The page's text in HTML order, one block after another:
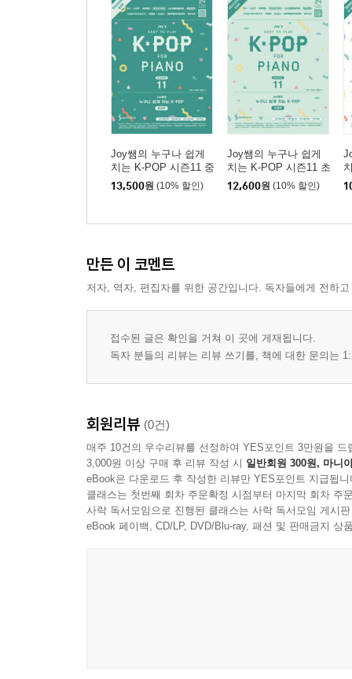
Joy쌤의 누구나 쉽게
치는 K-POP 시즌11 중
급편
13,500원 (10% 할인)
Joy쌤의 누구나 쉽게
치는 K-POP 시즌11 초
급편
12,600원 (10% 할인)
만든 이 코멘트
저자, 역자, 편집자를 위한 공간입니다. 독자들에게 전하
접수된 글은 확인을 거쳐 이 곳에 게재됩니다.
독자 분들의 리뷰는 리뷰 쓰기를, 책에 대한 문의는
회원리뷰 (0건)
매주 10건의 우수리뷰를 선정하여 YES포인트 3만원을 드
3,000원 이상 구매 후 리뷰 작성 시 일반회원 300원, 마니
eBook은 다운로드 후 작성한 리뷰만 YES포인트 지급됩니
클래스는 첫번째 회차 주문확정 시점부터 마지막 회차 주
사락 독서모임으로 진행된 클래스는 사락 독서모임 게시
eBook 페이백, CD/LP, DVD/Blu-ray, 패션 및 판매금지 상